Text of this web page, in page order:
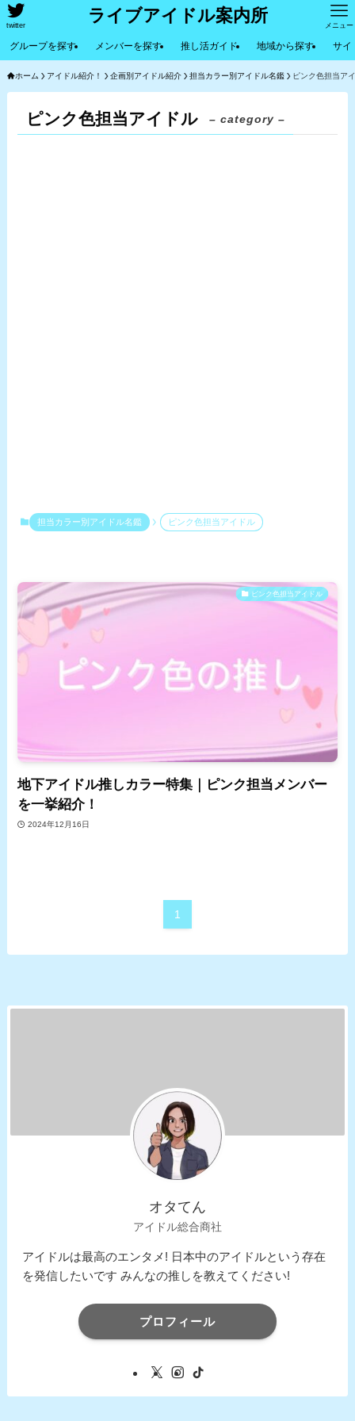
ライブアイドル案内所
twitter メニュー
グループを探す メンバーを探す 推し活ガイド 地域から探す サイ
ホーム アイドル紹介！ 企画別アイドル紹介 担当カラー別アイドル名鑑 ピンク色担当ア
ピンク色担当アイドル – category –
担当カラー別アイドル名鑑 ピンク色担当アイドル
ピンク色担当アイドル
地下アイドル推しカラー特集｜ピンク担当メンバー
を一挙紹介！
2024年12月16日
1
オタてん
アイドル総合商社
アイドルは最高のエンタメ! 日本中のアイドルという存在
を発信したいです みんなの推しを教えてください!
プロフィール